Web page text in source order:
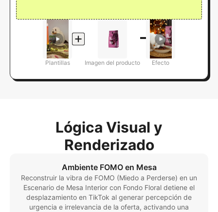
Plantillas Imagen del producto Efecto
Lógica Visual y
Renderizado
Ambiente FOMO en Mesa
Reconstruir la vibra de FOMO (Miedo a Perderse) en un
Escenario de Mesa Interior con Fondo Floral detiene el
desplazamiento en TikTok al generar percepción de
urgencia e irrelevancia de la oferta, activando una